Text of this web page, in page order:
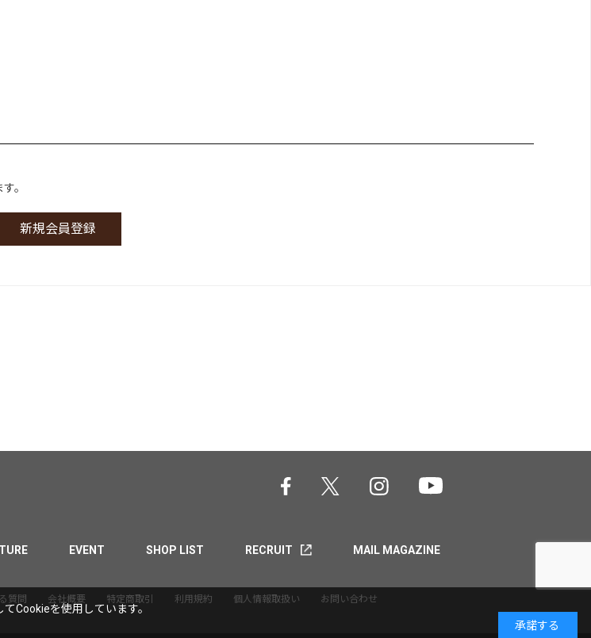
。
EVENT SHOP LIST RECRUIT MAIL MAGAZINE
質問 会社概要 特定商取引 利用規約 個人情報取扱い お問い合わせ
Cookieを使用しています。
承諾する